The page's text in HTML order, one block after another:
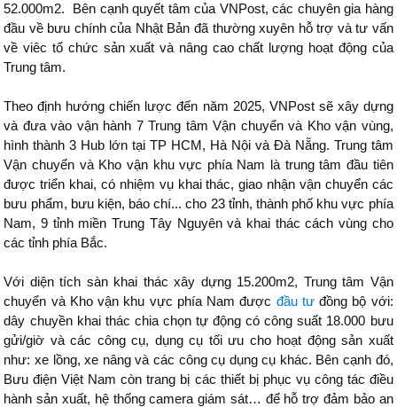
52.000m2. Bên cạnh quyết tâm của VNPost, các chuyên gia hàng
đầu về bưu chính của Nhật Bản đã thường xuyên hỗ trợ và tư vấn
về viêc tổ chức sản xuất và nâng cao chất lượng hoạt động của
Trung tâm.
Theo định hướng chiến lược đến năm 2025, VNPost sẽ xây dựng
và đưa vào vận hành 7 Trung tâm Vận chuyển và Kho vận vùng,
hình thành 3 Hub lớn tại TP HCM, Hà Nội và Đà Nẵng. Trung tâm
Vận chuyển và Kho vận khu vực phía Nam là trung tâm đầu tiên
được triển khai, có nhiệm vụ khai thác, giao nhận vận chuyển các
bưu phẩm, bưu kiện, báo chí... cho 23 tỉnh, thành phố khu vực phía
Nam, 9 tỉnh miền Trung Tây Nguyên và khai thác cách vùng cho
các tỉnh phía Bắc.
Với diện tích sàn khai thác xây dựng 15.200m2, Trung tâm Vận
chuyển và Kho vận khu vực phía Nam được đầu tưđồng bộ với:
dây chuyền khai thác chia chọn tự động có công suất 18.000 bưu
gửi/giờ và các công cụ, dụng cụ tối ưu cho hoạt động sản xuất
như: xe lồng, xe nâng và các công cụ dụng cụ khác. Bên cạnh đó,
Bưu điện Việt Nam còn trang bị các thiết bị phục vụ công tác điều
hành sản xuất, hệ thống camera giám sát… để hỗ trợ đảm bảo an